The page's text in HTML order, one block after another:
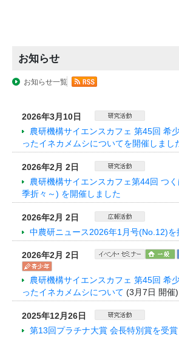
お知らせ
お知らせ一覧
2026年3月10日
農研機構サイエンスカフェ 第45回 希
ったイネカメムシについてを開催しまし
2026年2月 2日
農研機構サイエンスカフェ第44回 つ
季折々～) を開催しました
2026年2月 2日
中農研ニュース2026年1月号(No.12)を
2026年2月 2日
農研機構サイエンスカフェ 第45回 希
ったイネカメムシについて (3月7日 開催)
2025年12月26日
第13回プラチナ大賞 会長特別賞を受